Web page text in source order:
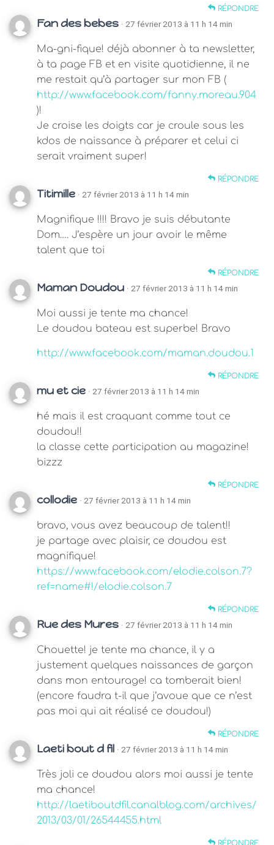
RÉPONDRE
Fan des bebes · 27 février 2013 à 11 h 14 min
Ma-gni-fique! déjà abonner à ta newsletter,
à ta page FB et en visite quotidienne, il ne
me restait qu’à partager sur mon FB (
http://www.facebook.com/fanny.moreau.904
)!
Je croise les doigts car je croule sous les
kdos de naissance à préparer et celui ci
serait vraiment super!
RÉPONDRE
Titimille · 27 février 2013 à 11 h 14 min
Magnifique !!!! Bravo je suis débutante
Dom…. J’espère un jour avoir le même
talent que toi
RÉPONDRE
Maman Doudou · 27 février 2013 à 11 h 14 min
Moi aussi je tente ma chance!
Le doudou bateau est superbe! Bravo
http://www.facebook.com/maman.doudou.1
RÉPONDRE
mu et cie · 27 février 2013 à 11 h 14 min
hé mais il est craquant comme tout ce
doudou!!
la classe cette participation au magazine!
bizzz
RÉPONDRE
collodie · 27 février 2013 à 11 h 14 min
bravo, vous avez beaucoup de talent!!
je partage avec plaisir, ce doudou est
magnifique!
https://www.facebook.com/elodie.colson.7?
ref=name#!/elodie.colson.7
RÉPONDRE
Rue des Mures · 27 février 2013 à 11 h 14 min
Chouette! je tente ma chance, il y a
justement quelques naissances de garçon
dans mon entourage! ca tomberait bien!
(encore faudra t-il que j’avoue que ce n’est
pas moi qui ait réalisé ce doudou!)
RÉPONDRE
Laeti bout d fil · 27 février 2013 à 11 h 14 min
Très joli ce doudou alors moi aussi je tente
ma chance!
http://laetiboutdfil.canalblog.com/archives/
2013/03/01/26544455.html
RÉPONDRE